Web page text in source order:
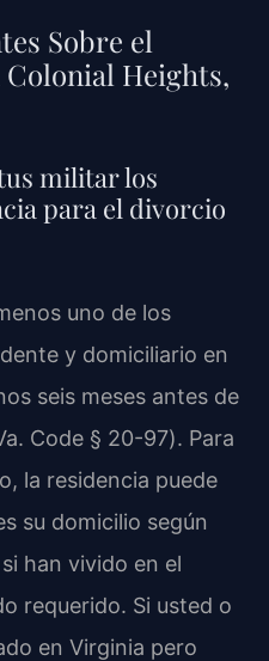
Sobre el
Heights,
militar los
para el divorcio
uno de los
y domiciliario en
seis meses antes de
Code § 20-97). Para
la residencia puede
su domicilio según
han vivido en el
requerido. Si usted o
en Virginia pero